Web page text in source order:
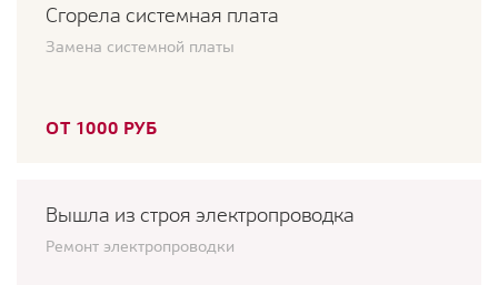
Сгорела системная плата
Замена системной платы
ОТ 1000 РУБ
Вышла из строя электропроводка
Ремонт электропроводки